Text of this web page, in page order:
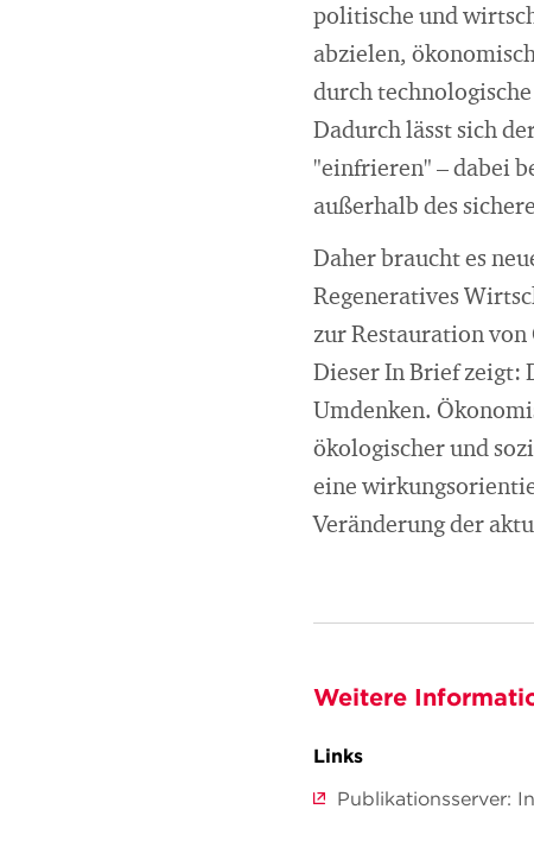
politische und
abzielen,
durch
Dadurch lässt sich
"einfrieren" – dabei
außerhalb des
Daher braucht es
Regeneratives
zur Restauration
Dieser In Brief zeigt:
Umdenken.
ökologischer und
eine
Veränderung der
Weitere
Links
Publikationsserver: